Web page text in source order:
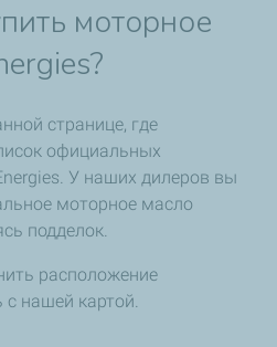
моторное
странице, где
официальных
У наших дилеров вы
моторное масло
подделок.
расположение
нашей картой.